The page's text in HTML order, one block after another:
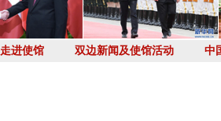
走进使馆 双边新闻及使馆活动 中